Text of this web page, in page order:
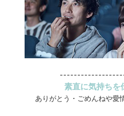
素直に気持ちを
ありがとう・ごめんねや愛